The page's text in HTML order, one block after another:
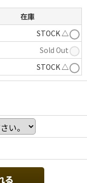
在庫
STOCK △
Sold Out
STOCK △